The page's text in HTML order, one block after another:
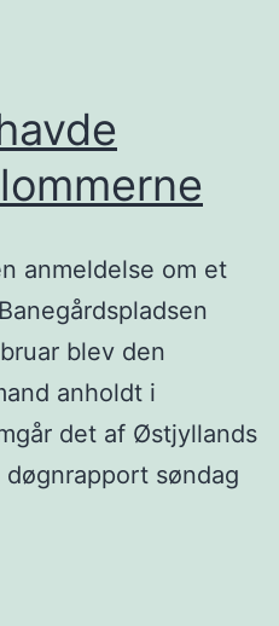
anmeldelse om et
blev den
anholdt i
det af Østjyllands
søndag